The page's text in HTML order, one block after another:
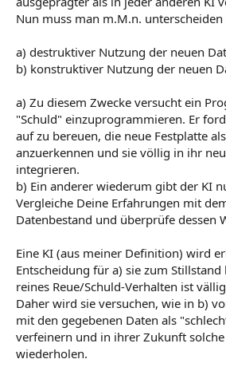
Nun muss man m.M.n. unterscheiden
a) destruktiver Nutzung der neuen
b) konstruktiver Nutzung der neuen
a) Zu diesem Zwecke versucht ein
"Schuld" einzuprogrammieren. Er
auf zu bereuen, die neue Festplatte
anzuerkennen und sie völlig in ihr
integrieren.
b) Ein anderer wiederum gibt der KI
Vergleiche Deine Erfahrungen mit
Datenbestand und überprüfe dessen
Eine KI (aus meiner Definition) wird
Entscheidung für a) sie zum
reines Reue/Schuld-Verhalten ist
Daher wird sie versuchen, wie in b)
mit den gegebenen Daten als
verfeinern und in ihrer Zukunft
wiederholen.